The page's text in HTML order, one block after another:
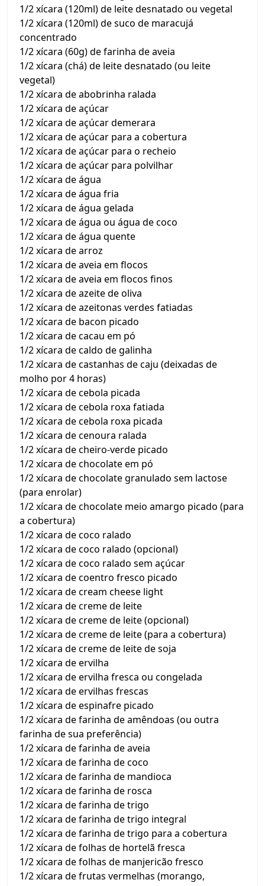
1/2 xícara (120ml) de leite desnatado ou vegetal
1/2 xícara (120ml) de suco de maracujá
concentrado
1/2 xícara (60g) de farinha de aveia
1/2 xícara (chá) de leite desnatado (ou leite
vegetal)
1/2 xícara de abobrinha ralada
1/2 xícara de açúcar
1/2 xícara de açúcar demerara
1/2 xícara de açúcar para a cobertura
1/2 xícara de açúcar para o recheio
1/2 xícara de açúcar para polvilhar
1/2 xícara de água
1/2 xícara de água fria
1/2 xícara de água gelada
1/2 xícara de água ou água de coco
1/2 xícara de água quente
1/2 xícara de arroz
1/2 xícara de aveia em flocos
1/2 xícara de aveia em flocos finos
1/2 xícara de azeite de oliva
1/2 xícara de azeitonas verdes fatiadas
1/2 xícara de bacon picado
1/2 xícara de cacau em pó
1/2 xícara de caldo de galinha
1/2 xícara de castanhas de caju (deixadas de
molho por 4 horas)
1/2 xícara de cebola picada
1/2 xícara de cebola roxa fatiada
1/2 xícara de cebola roxa picada
1/2 xícara de cenoura ralada
1/2 xícara de cheiro-verde picado
1/2 xícara de chocolate em pó
1/2 xícara de chocolate granulado sem lactose
(para enrolar)
1/2 xícara de chocolate meio amargo picado (para
a cobertura)
1/2 xícara de coco ralado
1/2 xícara de coco ralado (opcional)
1/2 xícara de coco ralado sem açúcar
1/2 xícara de coentro fresco picado
1/2 xícara de cream cheese light
1/2 xícara de creme de leite
1/2 xícara de creme de leite (opcional)
1/2 xícara de creme de leite (para a cobertura)
1/2 xícara de creme de leite de soja
1/2 xícara de ervilha
1/2 xícara de ervilha fresca ou congelada
1/2 xícara de ervilhas frescas
1/2 xícara de espinafre picado
1/2 xícara de farinha de amêndoas (ou outra
farinha de sua preferência)
1/2 xícara de farinha de aveia
1/2 xícara de farinha de coco
1/2 xícara de farinha de mandioca
1/2 xícara de farinha de rosca
1/2 xícara de farinha de trigo
1/2 xícara de farinha de trigo integral
1/2 xícara de farinha de trigo para a cobertura
1/2 xícara de folhas de hortelã fresca
1/2 xícara de folhas de manjericão fresco
1/2 xícara de frutas vermelhas (morango,